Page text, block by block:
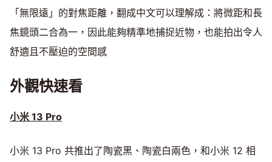
「無限遠」的對焦距離，翻成中文可以理解成：將微距和長
焦鏡頭二合為一，因此能夠精準地捕捉近物，也能拍出令人
舒適且不壓迫的空間感
外觀快速看
小米 13 Pro
小米 13 Pro 共推出了陶瓷黑、陶瓷白兩色，和小米 12 相